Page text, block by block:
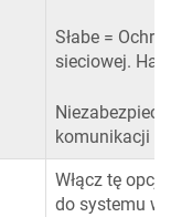
Słabe =
sieciowej.
komunikacji
Włącz tę
do systemu w